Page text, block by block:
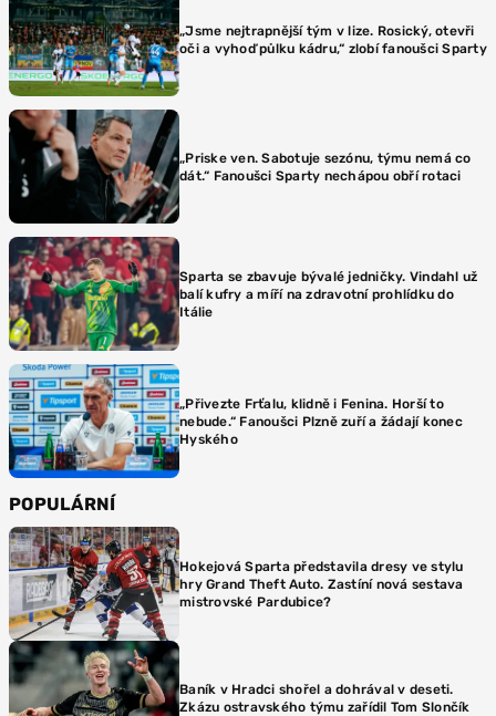
„Jsme nejtrapnější tým v lize. Rosický, otevři
oči a vyhoď půlku kádru,“ zlobí fanoušci Sparty
„Priske ven. Sabotuje sezónu, týmu nemá co
dát.“ Fanoušci Sparty nechápou obří rotaci
Sparta se zbavuje bývalé jedničky. Vindahl už
balí kufry a míří na zdravotní prohlídku do
Itálie
„Přivezte Frťalu, klidně i Fenina. Horší to
nebude.“ Fanoušci Plzně zuří a žádají konec
Hyského
POPULÁRNÍ
Hokejová Sparta představila dresy ve stylu
hry Grand Theft Auto. Zastíní nová sestava
mistrovské Pardubice?
Baník v Hradci shořel a dohrával v deseti.
Zkázu ostravského týmu zařídil Tom Slončík